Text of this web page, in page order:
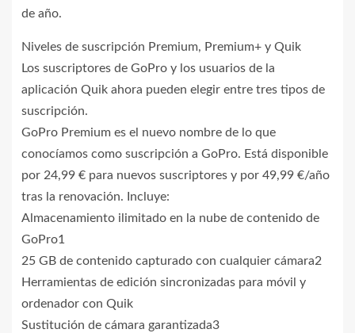
de año.
Niveles de suscripción Premium, Premium+ y Quik
Los suscriptores de GoPro y los usuarios de la
aplicación Quik ahora pueden elegir entre tres tipos de
suscripción.
GoPro Premium es el nuevo nombre de lo que
conocíamos como suscripción a GoPro. Está disponible
por 24,99 € para nuevos suscriptores y por 49,99 €/año
tras la renovación. Incluye:
Almacenamiento ilimitado en la nube de contenido de
GoPro1
25 GB de contenido capturado con cualquier cámara2
Herramientas de edición sincronizadas para móvil y
ordenador con Quik
Sustitución de cámara garantizada3